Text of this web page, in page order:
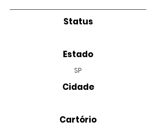
Status
Estado
SP
Cidade
Cartório